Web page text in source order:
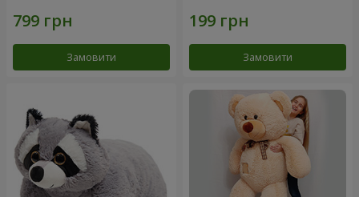
Замовити Замовити